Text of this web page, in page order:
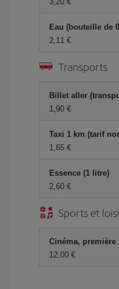
Eau (bouteille de
2,11 €
Transports
Billet aller
1,90 €
Taxi 1 km (tarif
1,65 €
Essence (1 litre)
2,60 €
Sports et
Cinéma,
12,00 €